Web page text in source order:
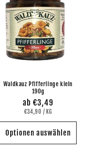
Waldkauz Pfifferlinge klein
190g
Normaler
Preis
ab €3,49
GRUNDPREIS
€34,90 / PRO
KG
Optionen auswählen